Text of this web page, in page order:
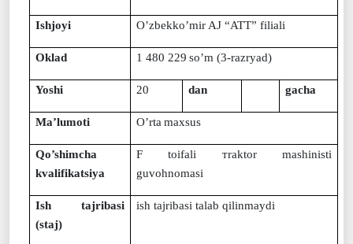
Ishjoyi O’zbekko’mir AJ “ATT” filiali
Oklad 1 480 229 so’m (3-razryad)
Yoshi 20 dan gacha
Ma’lumoti O’rta maxsus
Qo’shimcha
kvalifikatsiya
F toifali тraktor mashinisti
guvohnomasi
Ish
tajribasi
(staj)
ish tajribasi talab qilinmaydi